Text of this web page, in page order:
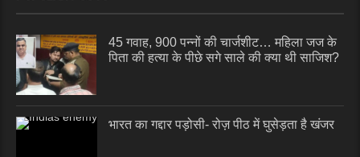
45 गवाह, 900 पन्नों की चार्जशीट… महिला जज के
पिता की हत्या के पीछे सगे साले की क्या थी साजिश?
भारत का गद्दार पड़ोसी- रोज़ पीठ में घुसेड़ता है खंजर